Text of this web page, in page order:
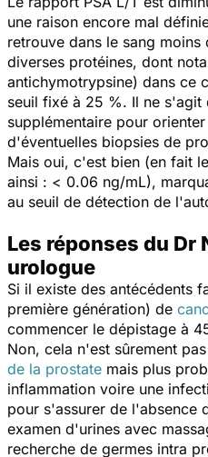
une raison encore mal
retrouve dans le sang moins
diverses protéines, dont
antichymotrypsine) dans ce
seuil fixé à 25 %. Il ne s'agit
supplémentaire pour
d'éventuelles biopsies de
Mais oui, c'est bien (en fait
ainsi : < 0.06 ng/mL),
au seuil de détection de
Les réponses du Dr
urologue
Si il existe des antécédents
première génération) de
commencer le dépistage à
Non, cela n'est sûrement
de la prostate mais plus
inflammation voire une
pour s'assurer de l'absence
examen d'urines avec
recherche de germes intra